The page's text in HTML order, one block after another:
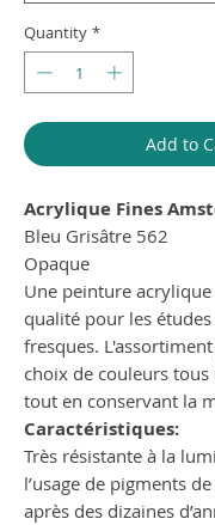
Quantity *
Add to
Acrylique Fines
Bleu Grisâtre 562
Opaque
Une peinture
qualité pour les
fresques.
choix de couleurs
tout en conservant la
Caractéristiques:
Très résistante à la
l’usage de pigments
après des dizaines